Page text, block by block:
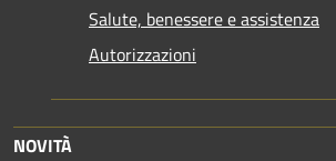
Salute, benessere e assistenza
Autorizzazioni
NOVITÀ